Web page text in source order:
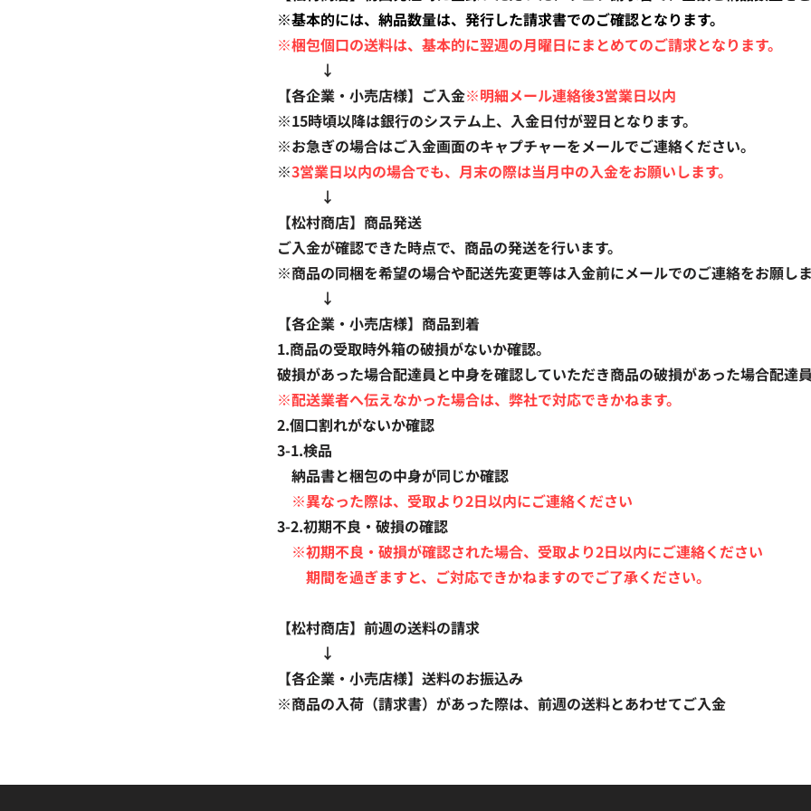
※基本的には、納品数量は、発行した請求書でのご確認となります。
※梱包個口の送料は、基本的に翌週の月曜日にまとめてのご請求となります。
↓
​【各企業・小売店様】ご入金※明細メール連絡後3営業日以内
※15時頃以降は銀行のシステム上、入金日付が翌日となります。
※お急ぎの場合はご入金画面のキャプチャーをメールでご連絡ください。
※3営業日以内の場合でも、月末の際は当月中の入金をお願いします。
↓
【松村商店】商品発送
ご入金が確認できた時点で、商品の発送を行います。
※商品の同梱を希望の場合や配送先変更等は入金前にメールでのご連絡をお願しま
↓
【各企業・小売店様】商品到着
1.商品の受取時外箱の破損がないか確認。
破損があった場合配達員と中身を確認していただき商品の破損があった場合配達
※配送業者へ伝えなかった場合は、弊社で対応できかねます。
2.個口割れがないか確認
3-1.検品
納品書と梱包の中身が同じか確認
※異なった際は、受取より2日以内にご連絡ください
3-2.初期不良・破損の確認
※初期不良・破損が確認された場合、受取より2日以内にご連絡ください
期間を過ぎますと、ご対応できかねますのでご了承ください。
【松村商店】前週の送料の請求
↓
【各企業・小売店様】送料のお振込み
※商品の入荷（請求書）があった際は、前週の送料とあわせてご入金